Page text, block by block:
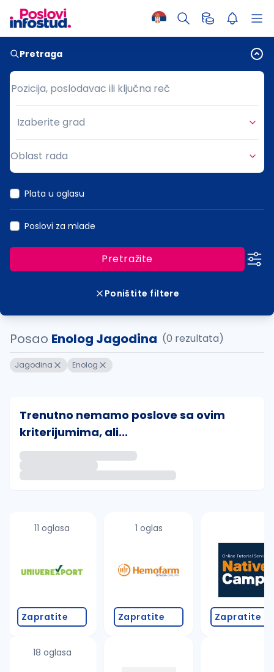
Pretraga
Pozicija, poslodavac ili ključna reč
Pozicija, poslodavac ili ključna reč
Grad
Izaberite grad
Oblast rada
Plata u oglasu
Poslovi za mlade
Pretražite
Poništite filtere
Posao Enolog Jagodina (0 rezultata)
Jagodina Enolog
Trenutno nemamo poslove sa ovim
kriterijumima, ali...
proverite pravopisne greške (koristite č, ć, š, đ,
promenite odabrane filtere pretrage
11 oglasa
Zapratite
18 oglasa
1 oglas
Zapratite Zapratite